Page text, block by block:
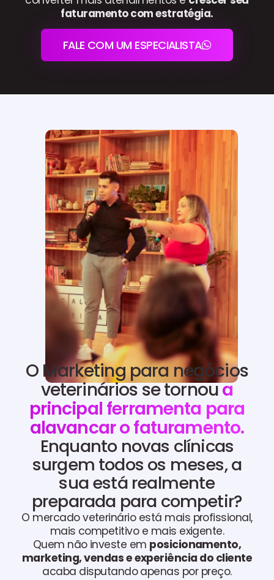
faturamento com estratégia.
FALE COM UM ESPECIALISTA
O Marketing para negócios
veterinários se tornoua
principal ferramenta para
alavancar o faturamento.
Enquanto novas clínicas
surgem todos os meses, a
sua está realmente
preparada para competir?
O mercado veterinário está mais profissional,
mais competitivo e mais exigente.
Quem não investe em posicionamento,
marketing, vendas e experiência do cliente
acaba disputando apenas por preço.